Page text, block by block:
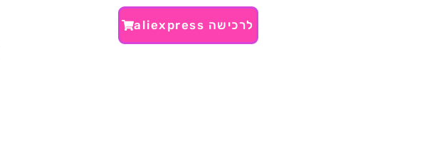
לרכישה aliexpress